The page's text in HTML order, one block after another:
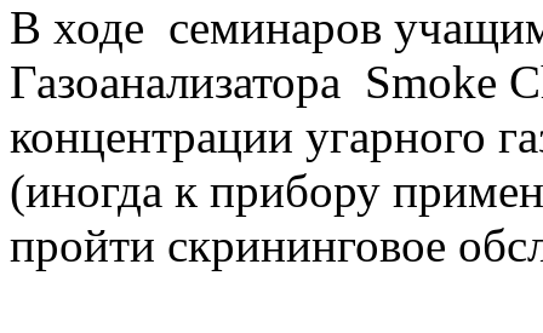
В ходе семинаров
Газоанализатора Smoke
концентрации угарного
(иногда к прибору
пройти скрининговое